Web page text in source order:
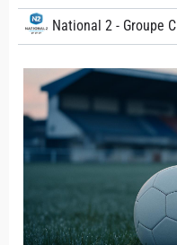
National 2 - Groupe C